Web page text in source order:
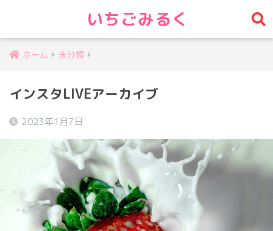
いちごみるく
ホーム 未分類
インスタLIVEアーカイブ
2023年1月7日